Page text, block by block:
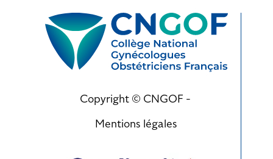
Copyright © CNGOF -
Mentions légales